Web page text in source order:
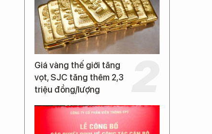
Giá vàng thế giới tăng
vọt, SJC tăng thêm 2,3
triệu đồng/lượng